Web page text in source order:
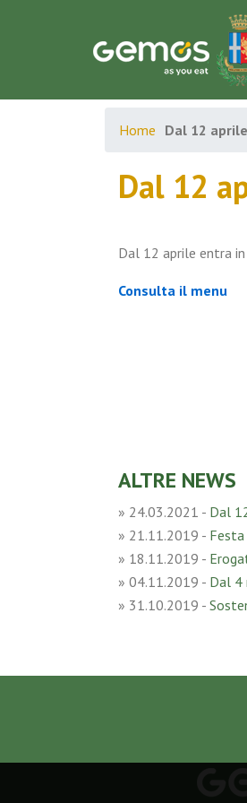
Home Dal 12
Dal 12
Dal 12 aprile entra
Consulta il menu
ALTRE NEWS
» 24.03.2021 - Dal
» 21.11.2019 -
» 18.11.2019 -
» 04.11.2019 - Dal 4
» 31.10.2019 -